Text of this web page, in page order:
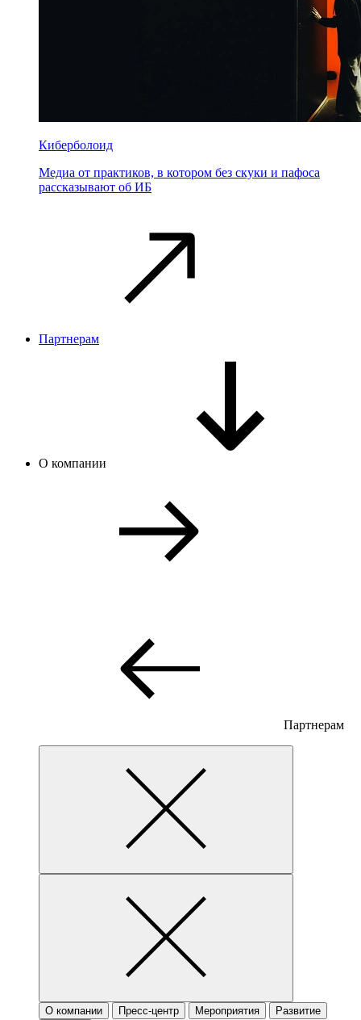
Киберболоид
Медиа от практиков, в котором без скуки и пафоса
рассказывают об ИБ
Партнерам
О компании
Партнерам
О компании Пресс-центр Мероприятия
Развитие